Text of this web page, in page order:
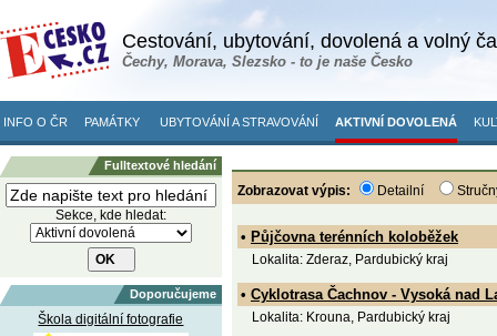
Cestování, ubytování, dovolená a volný
Čechy, Morava, Slezsko - to je naše Česko
INFO O ČR PAMÁTKY UBYTOVÁNÍ A STRAVOVÁNÍ AKTIVNÍ DOVOLENÁ
Fulltextové hledání
Sekce, kde hledat:
Doporučujeme
Škola digitální fotografie
Zobrazovat výpis: Detailní
• Půjčovna terénních koloběžek
Lokalita: Zderaz, Pardubický kraj
• Cyklotrasa Čachnov - Vysoká nad
Lokalita: Krouna, Pardubický kraj